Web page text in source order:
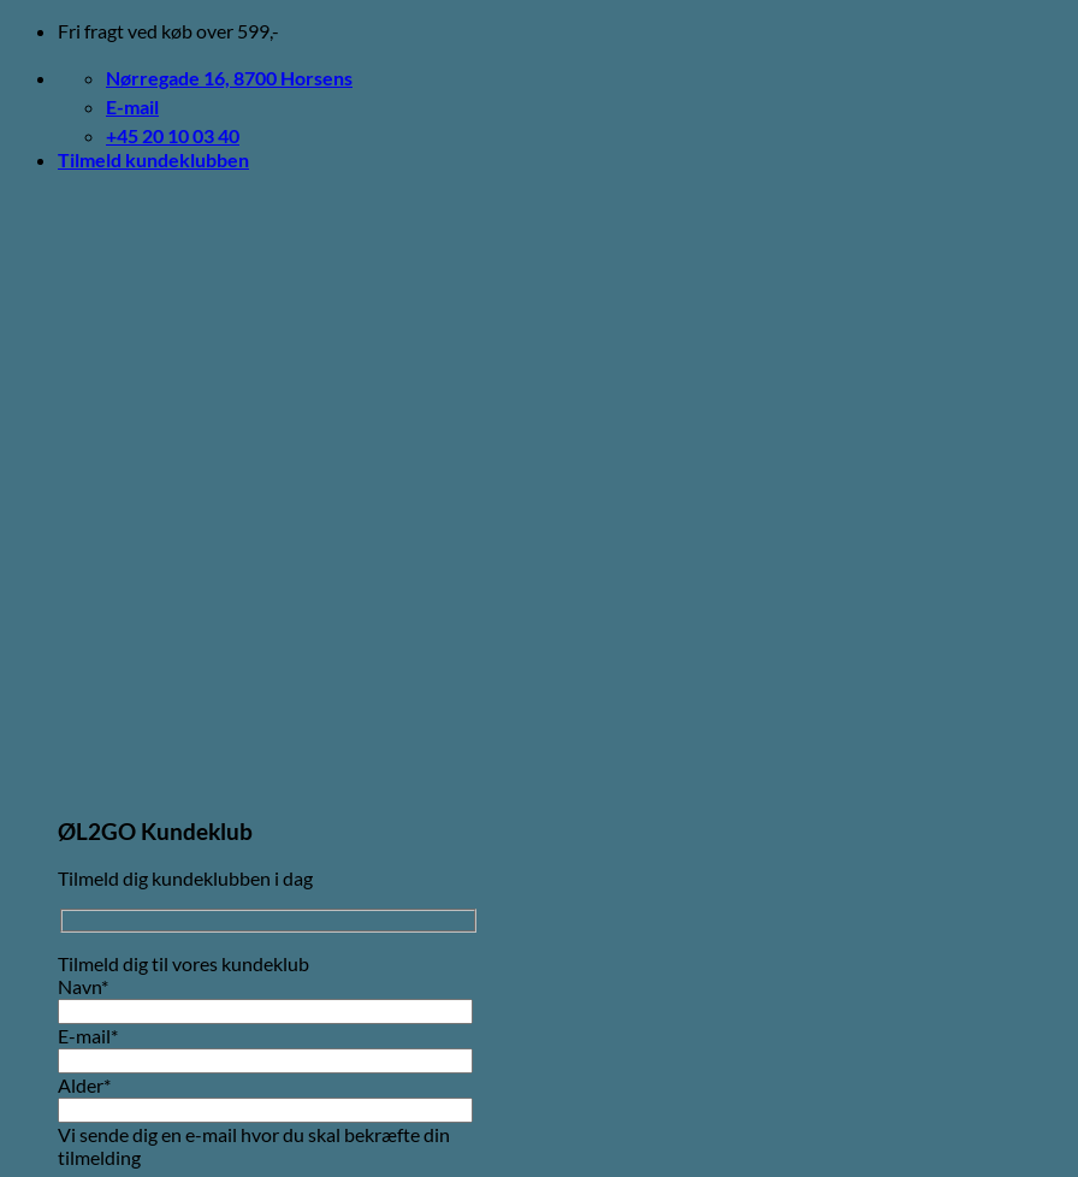
Fortsæt
indhold
Fri fragt ved køb over 599,-
Nørregade 16, 8700 Horsens
E-mail
+45 20 10 03 40
Tilmeld kundeklubben
ØL2GO Kundeklub
Tilmeld dig kundeklubben i dag
Tilmeld dig til vores kundeklub
Navn*
E-mail*
Alder*
Vi sende dig en e-mail hvor du skal bekræfte din
tilmelding